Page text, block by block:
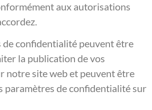
aux autorisations
de confidentialité peuvent être
la publication de vos
notre site web et peuvent être
paramètres de confidentialité sur